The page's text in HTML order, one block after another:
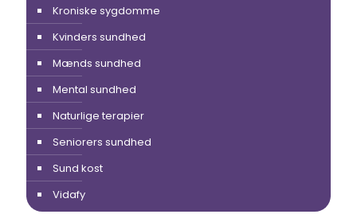
Kroniske sygdomme
Kvinders sundhed
Mænds sundhed
Mental sundhed
Naturlige terapier
Seniorers sundhed
Sund kost
Vidafy